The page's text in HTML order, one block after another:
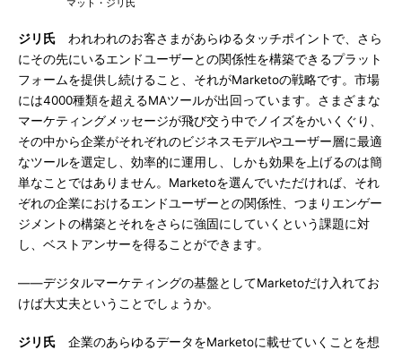
マット・ジリ氏
ジリ氏 われわれのお客さまがあらゆるタッチポイントで、さら
にその先にいるエンドユーザーとの関係性を構築できるプラット
フォームを提供し続けること、それがMarketoの戦略です。市場
には4000種類を超えるMAツールが出回っています。さまざまな
マーケティングメッセージが飛び交う中でノイズをかいくぐり、
その中から企業がそれぞれのビジネスモデルやユーザー層に最適
なツールを選定し、効率的に運用し、しかも効果を上げるのは簡
単なことではありません。Marketoを選んでいただければ、それ
ぞれの企業におけるエンドユーザーとの関係性、つまりエンゲー
ジメントの構築とそれをさらに強固にしていくという課題に対
し、ベストアンサーを得ることができます。
――デジタルマーケティングの基盤としてMarketoだけ入れてお
けば大丈夫ということでしょうか。
ジリ氏 企業のあらゆるデータをMarketoに載せていくことを想